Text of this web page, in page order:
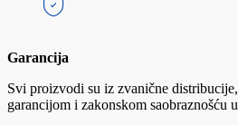
Garancija
Svi proizvodi su iz zvanične
garancijom i zakonskom saobraznošću